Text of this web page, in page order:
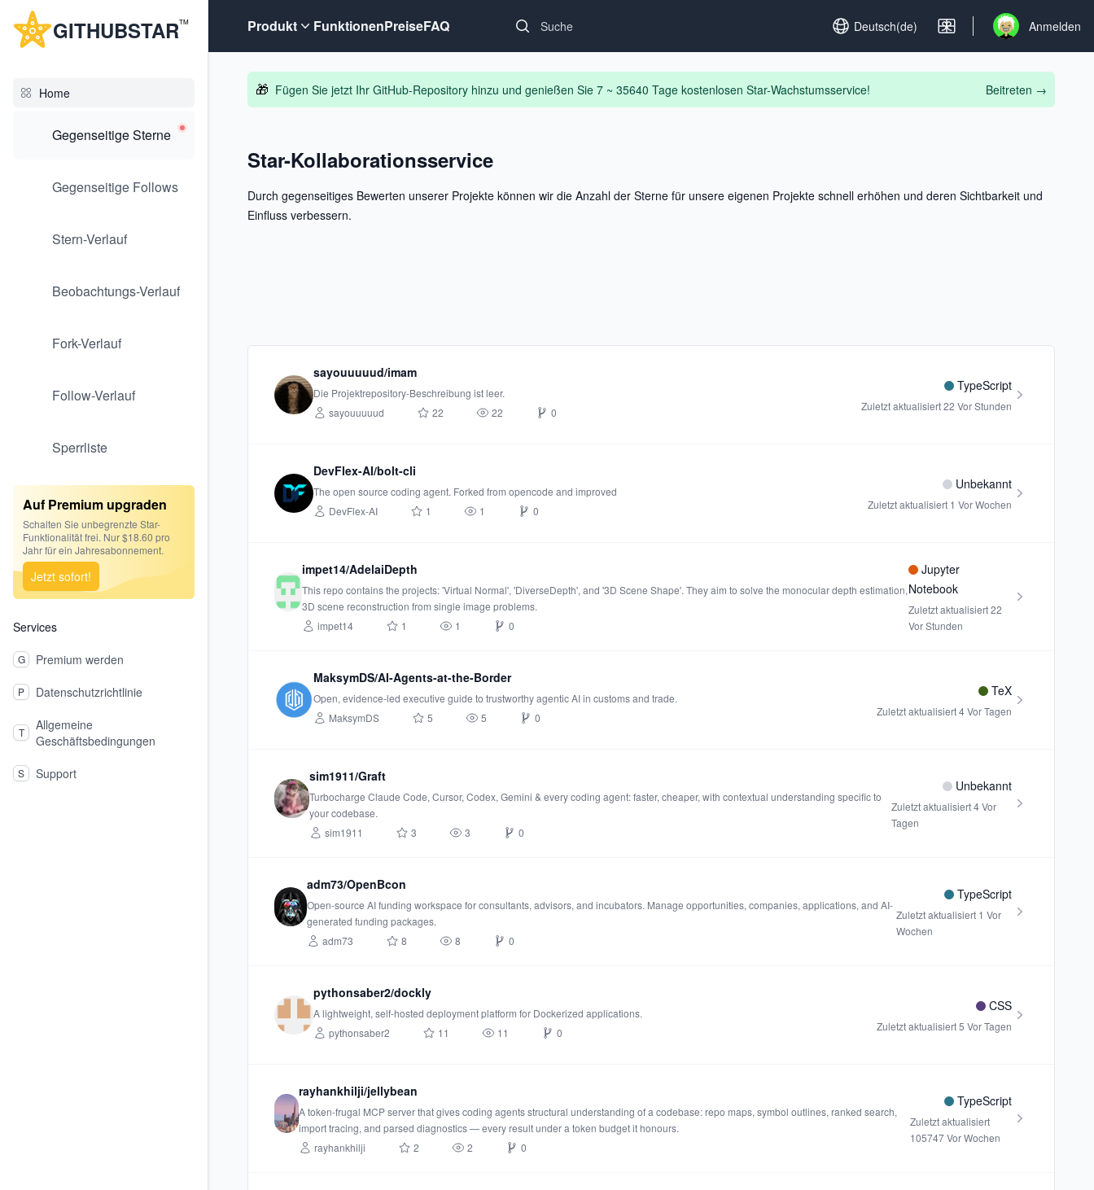
GITHUBSTARTM
Home
Gegenseitige Sterne
Gegenseitige Follows
Stern-Verlauf
Beobachtungs-Verlauf
Fork-Verlauf
Follow-Verlauf
Sperrliste
Auf Premium upgraden
Schalten Sie unbegrenzte Star-
Funktionalität frei. Nur $18.60 pro
Jahr für ein Jahresabonnement.
Jetzt sofort!
Services
G Premium werden
P Datenschutzrichtlinie
T
Allgemeine
Geschäftsbedingungen
S Support
Produkt FunktionenPreiseFAQ
Set language
Deutsch(de) Open user menu
Anmelden
🎁 Fügen Sie jetzt Ihr GitHub-Repository hinzu und genießen Sie 7 ~ 35640 Tage kostenlosen Star-Wachstumsservice! Beitreten →
Star-Kollaborationsservice
Durch gegenseitiges Bewerten unserer Projekte können wir die Anzahl der Sterne für unsere eigenen Projekte schnell erhöhen und deren Sichtbarkeit und
Einfluss verbessern.
sayouuuuud/imam
Die Projektrepository-Beschreibung ist leer.
sayouuuuud
22 22 0
TypeScript
Zuletzt aktualisiert22 Vor Stunden
DevFlex-AI/bolt-cli
The open source coding agent. Forked from opencode and improved
DevFlex-AI
1 1 0
Unbekannt
Zuletzt aktualisiert 1 Vor Wochen
impet14/AdelaiDepth
This repo contains the projects: 'Virtual Normal', 'DiverseDepth', and '3D Scene Shape'. They aim to solve the monocular depth estimation,
3D scene reconstruction from single image problems.
impet14
1 1 0
Jupyter
Notebook
Zuletzt aktualisiert22
Vor Stunden
MaksymDS/AI-Agents-at-the-Border
Open, evidence-led executive guide to trustworthy agentic AI in customs and trade.
MaksymDS
5 5 0
TeX
Zuletzt aktualisiert4 Vor Tagen
sim1911/Graft
Turbocharge Claude Code, Cursor, Codex, Gemini & every coding agent: faster, cheaper, with contextual understanding specific to
your codebase.
sim1911
3 3 0
Unbekannt
Zuletzt aktualisiert4 Vor
Tagen
adm73/OpenBcon
Open-source AI funding workspace for consultants, advisors, and incubators. Manage opportunities, companies, applications, and AI-
generated funding packages.
adm73
8 8 0
TypeScript
Zuletzt aktualisiert 1 Vor
Wochen
pythonsaber2/dockly
A lightweight, self-hosted deployment platform for Dockerized applications.
pythonsaber2
11 11 0
CSS
Zuletzt aktualisiert5 Vor Tagen
rayhankhilji/jellybean
A token-frugal MCP server that gives coding agents structural understanding of a codebase: repo maps, symbol outlines, ranked search,
import tracing, and parsed diagnostics — every result under a token budget it honours.
rayhankhilji
2 2 0
TypeScript
Zuletzt aktualisiert
105747 Vor Wochen